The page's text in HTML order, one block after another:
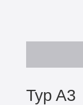
Typ A3